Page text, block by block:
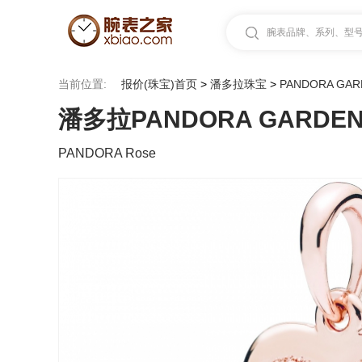
腕表品牌、系列、型
当前位置: 报价(珠宝)首页 > 潘多拉珠宝 > PANDORA
潘多拉PANDORA
PANDORA Rose